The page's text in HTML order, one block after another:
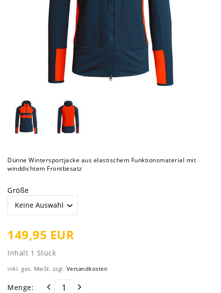
Dünne Wintersportjacke aus elastischem Funktionsmaterial mit
winddichtem Frontbesatz
Größe
149,95 EUR
Inhalt 1 Stück
inkl. ges. MwSt. zzgl. Versandkosten
Menge: